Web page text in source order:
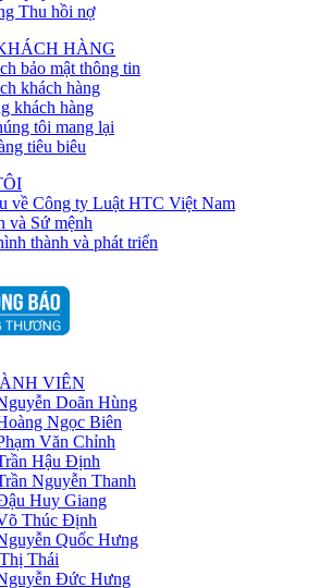
Thu hồi nợ
HÀNG
bảo mật thông tin
khách hàng
khách hàng
tôi mang lại
tiêu biêu
về Công ty Luật HTC Việt Nam
và Sứ mệnh
thành và phát triển
VIÊN
Doãn Hùng
Ngọc Biên
Văn Chỉnh
Hậu Định
Nguyễn Thanh
Huy Giang
Thúc Định
Quốc Hưng
Thái
Đức Hưng